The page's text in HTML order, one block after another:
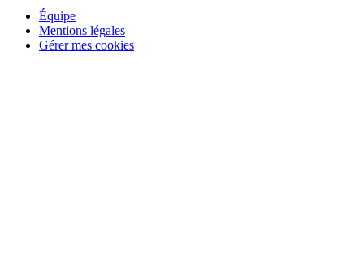
Équipe
Mentions légales
Gérer mes cookies